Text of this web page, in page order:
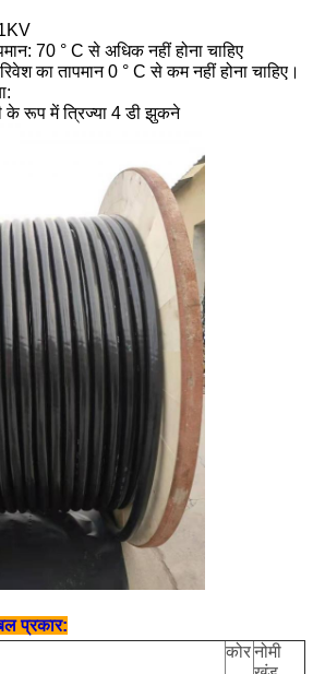
70 ° C से अधिक नहीं होना चाहिए
का तापमान 0 ° C से कम नहीं होना चाहिए।
के रूप में त्रिज्या 4 डी झुकने
प्रकार:
कोरनोमी